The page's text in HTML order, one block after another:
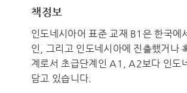
책정보
인도네시아어 표준 교재 B1은 한국에
인, 그리고 인도네시아에 진출했거나
계로서 초급단계인 A1, A2보다 인도
담고 있습니다.